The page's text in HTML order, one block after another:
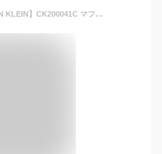
SETUP7【MEN】 【CALVIN KLEIN】CK200041C マフラー 小物